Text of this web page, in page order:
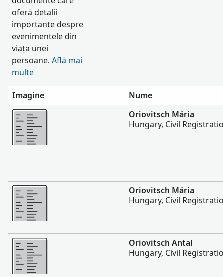
oferă detalii
importante despre
evenimentele din
viața unei
persoane. Află mai
multe
Imagine
Nume
Mai multe
Oriovitsch Mária
Hungary, Civil
Mai multe
Oriovitsch Mária
Hungary, Civil
Mai multe
Oriovitsch Antal
Hungary, Civil